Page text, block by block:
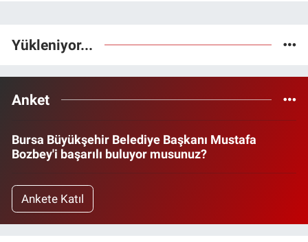
Yükleniyor...
Anket
Bursa Büyükşehir Belediye Başkanı Mustafa
Bozbey'i başarılı buluyor musunuz?
Ankete Katıl